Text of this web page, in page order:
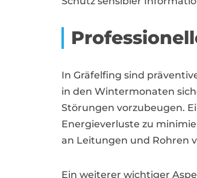
In Gräfelfing sind
in den Wintermonaten
Störungen vorzubeugen.
Energieverluste zu
an Leitungen und Rohren
Ein weiterer wichtiger